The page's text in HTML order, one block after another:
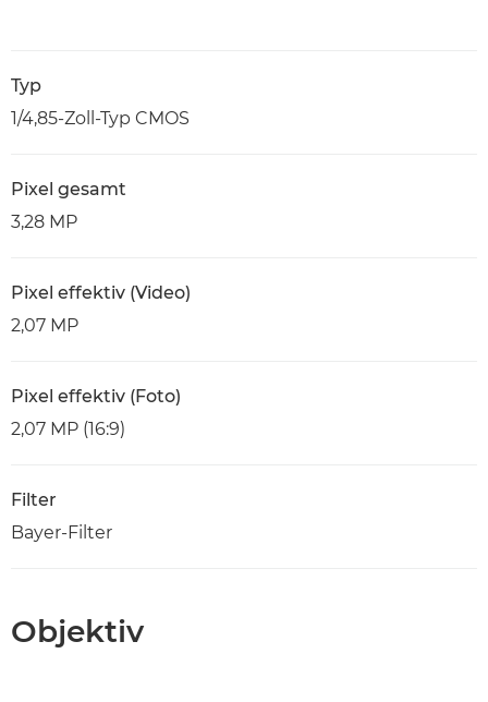
Typ
1/4,85-Zoll-Typ CMOS
Pixel gesamt
3,28 MP
Pixel effektiv (Video)
2,07 MP
Pixel effektiv (Foto)
2,07 MP (16:9)
Filter
Bayer-Filter
Objektiv